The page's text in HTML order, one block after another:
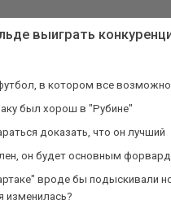
выиграть
в котором все возможно
был хорош в "Рубине"
доказать, что он лучший
он будет основным
вроде бы подыскивали
изменилась?